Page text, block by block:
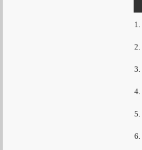
1.
2.
3.
4.
5.
6.